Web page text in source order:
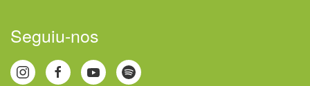
Seguiu-nos